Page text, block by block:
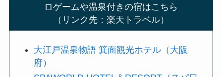
ロゲームや温泉付きの宿はこちら
（リンク先：楽天トラベル）
大江戸温泉物語 箕面観光ホテル（大阪
府）